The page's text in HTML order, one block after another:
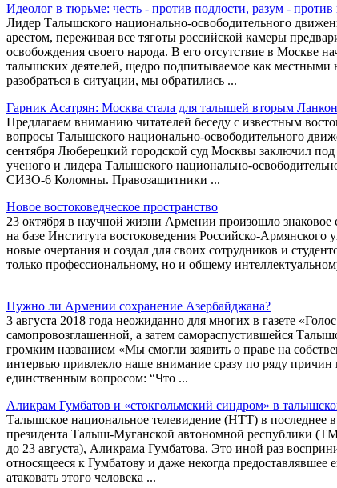
Идеолог в тюрьме: честь - против подлости, разум -
Лидер Талышского национально-освободительного
арестом, переживая все тяготы российской камеры
освобождения своего народа. В его отсутствие в Москве
талышских деятелей, щедро подпитываемое как
разобраться в ситуации, мы обратились ...
Гарник Асатрян: Москва стала для талышей вторым
Предлагаем вниманию читателей беседу с известным
вопросы Талышского национально-освободительного
сентября Люберецкий городской суд Москвы заключил
ученого и лидера Талышского национально-
СИЗО-6 Коломны. Правозащитники ...
Новое востоковедческое пространство
23 октября в научной жизни Армении произошло знаковое
на базе Института востоковедения Российско-
новые очертания и создал для своих сотрудников и
только профессиональному, но и общему
Нужно ли Армении сохранение Азербайджана?
3 августа 2018 года неожиданно для многих в газете
самопровозглашенной, а затем самораспустившейся
громким названием «Мы смогли заявить о праве на
интервью привлекло наше внимание сразу по ряду
единственным вопросом: “Что ...
Аликрам Гумбатов и «стокгольмский синдром» в
Талышское национальное телевидение (НТТ) в последнее
президента Талыш-Муганской автономной республики
до 23 августа), Аликрама Гумбатова. Это иной раз
относящееся к Гумбатову и даже некогда
атаковать этого человека ...